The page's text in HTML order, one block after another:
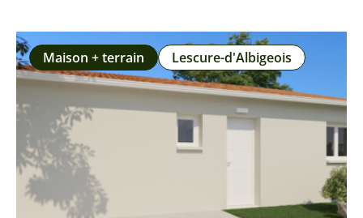
minutes de Toulouse. Pas de frais à prévoir entièrement
viabiliséMaison + terrain Lescure-d'Albigeois